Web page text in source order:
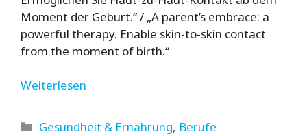
Moment der Geburt.“ / „A parent’s embrace: a
powerful therapy. Enable skin-to-skin contact
from the moment of birth.“
Weiterlesen
Kategorien
Gesundheit & Ernährung, Berufe